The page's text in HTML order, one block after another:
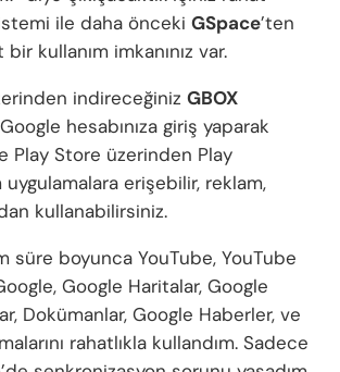
ile daha önceki GSpace’ten
kullanım imkanınız var.
indireceğiniz GBOX
hesabınıza giriş yaparak
Play Store üzerinden Play
uygulamalara erişebilir, reklam,
kullanabilirsiniz.
süre boyunca YouTube, YouTube
Google Haritalar, Google
Dokümanlar, Google Haberler, ve
rahatlıkla kullandım. Sadece